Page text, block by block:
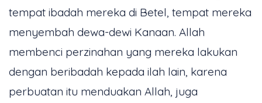
tempat ibadah mereka di Betel, tempat mereka
menyembah dewa-dewi Kanaan. Allah
membenci perzinahan yang mereka lakukan
dengan beribadah kepada ilah lain, karena
perbuatan itu menduakan Allah, juga